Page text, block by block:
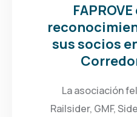
sus socios
La asociación
Railsider, GMF,